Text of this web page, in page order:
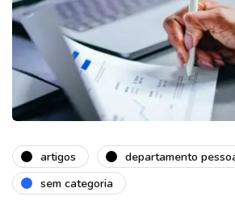
artigos
departamento
sem categoria